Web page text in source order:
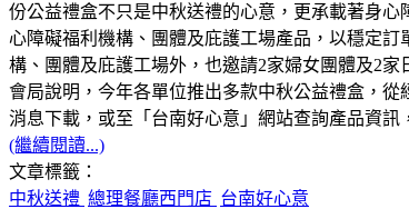
份公益禮盒不只是中秋送禮的心意，更承載著身
心障礙福利機構、團體及庇護工場產品，以穩定
構、團體及庇護工場外，也邀請2家婦女團體及2
會局說明，今年各單位推出多款中秋公益禮盒，
消息下載，或至「台南好心意」網站查詢產品資訊
(繼續閱讀...)
文章標籤：
中秋送禮 總理餐廳西門店 台南好心意